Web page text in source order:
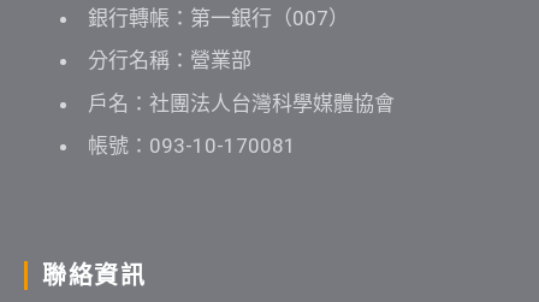
銀行轉帳：第一銀行（007）
分行名稱：營業部
戶名：社團法人台灣科學媒體協會
帳號：093-10-170081
聯絡資訊